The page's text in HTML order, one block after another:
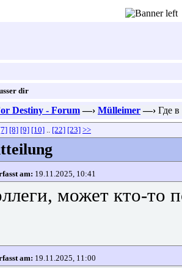
dir
Destiny - Forum —› Mülleimer —› Где
[8] [9] [10] .. [22] [23] >>
am: 19.11.2025, 10:41
может кто-то
am: 19.11.2025, 11:00